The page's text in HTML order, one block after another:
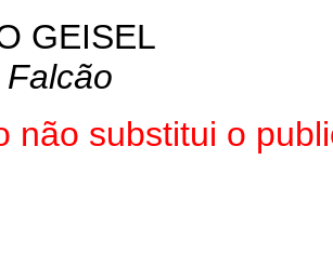
GEISEL
não substitui o